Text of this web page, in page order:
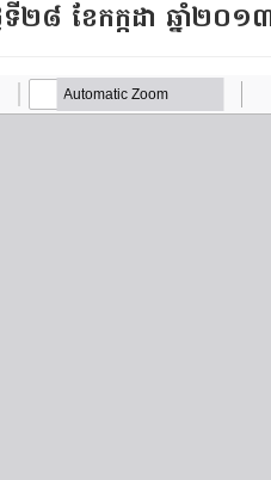
២៨ ខែកក្កដា ឆ្នាំ២០១